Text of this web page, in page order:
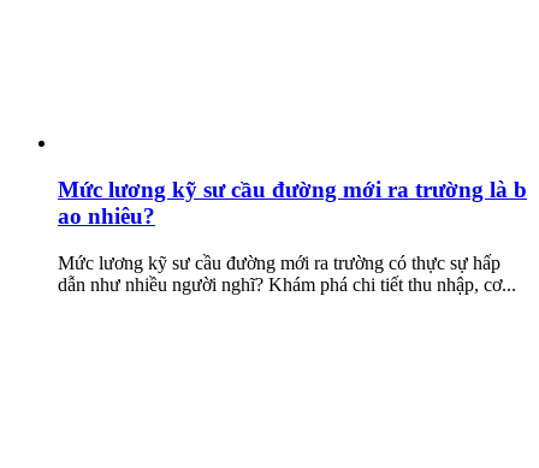
Mức lương kỹ sư cầu đường mới ra trường là b
ao nhiêu?
Mức lương kỹ sư cầu đường mới ra trường có thực sự hấp
dẫn như nhiều người nghĩ? Khám phá chi tiết thu nhập, cơ...